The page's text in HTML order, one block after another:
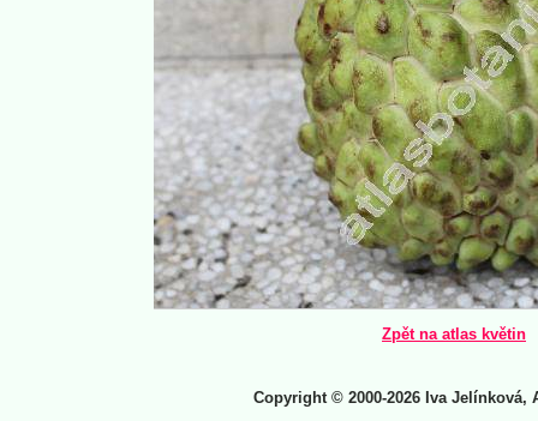
Zpět na atlas květin
Copyright © 2000-2026 Iva Jelínková,